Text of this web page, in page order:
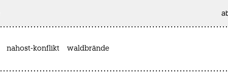
nahost-konflikt waldbrände